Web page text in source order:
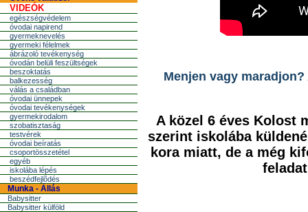
VIDEÓK
egészségvédelem
óvodai napirend
gyermeknevelés
gyermeki félelmek
ábrázoló tevékenység
óvodán belüli feszültségek
beszoktatás
balkezesség
válás a családban
óvodai ünnepek
óvodai tevékenységek
gyermekirodalom
szobatisztaság
testvérek
óvodai beíratás
csoportösszetétel
egyéb
iskolába lépés
beszédfejlõdés
Munka - Állás
Babysitter
Babysitter külföld
Menjen vagy
A közel 6 éves Kolost
szerint iskolába
kora miatt, de a még